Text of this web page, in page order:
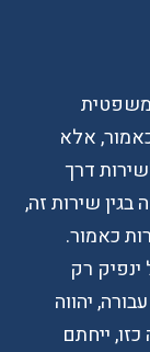
משפטית
אלא
דרך
שירות זה,
כאמור.
רק
יהווה
ייחתם